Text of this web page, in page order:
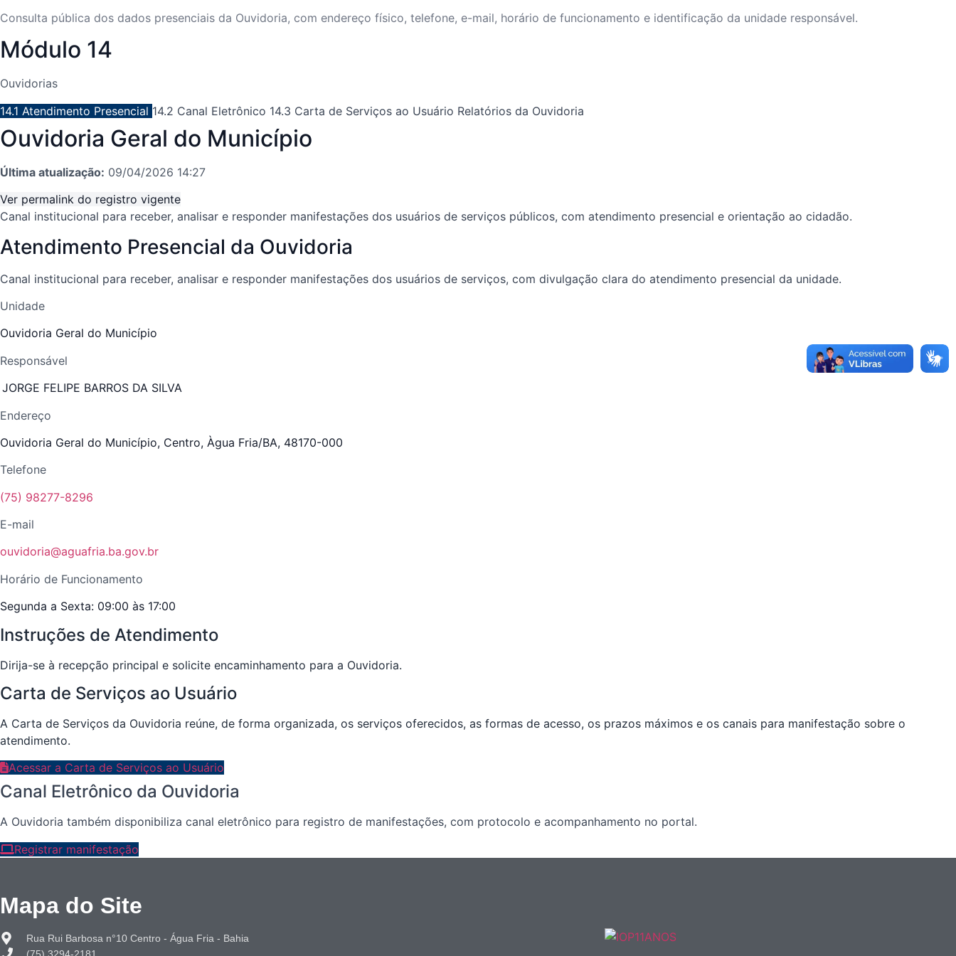
Consulta pública dos dados presenciais da Ouvidoria, com endereço físico, telefone, e-mail, horário de funcionamento e identificação da unidade responsável.
Módulo 14
Ouvidorias
14.1 Atendimento Presencial 14.2 Canal Eletrônico 14.3 Carta de Serviços ao Usuário Relatórios da Ouvidoria
Ouvidoria Geral do Município
Última atualização: 09/04/2026 14:27
Ver permalink do registro vigente
Canal institucional para receber, analisar e responder manifestações dos usuários de serviços públicos, com atendimento presencial e orientação ao cidadão.
Atendimento Presencial da Ouvidoria
Canal institucional para receber, analisar e responder manifestações dos usuários de serviços, com divulgação clara do atendimento presencial da unidade.
Unidade
Ouvidoria Geral do Município
Responsável
JORGE FELIPE BARROS DA SILVA
Endereço
Ouvidoria Geral do Município, Centro, Àgua Fria/BA, 48170-000
Telefone
(75) 98277-8296
E-mail
ouvidoria@aguafria.ba.gov.br
Horário de Funcionamento
Segunda a Sexta: 09:00 às 17:00
Instruções de Atendimento
Dirija-se à recepção principal e solicite encaminhamento para a Ouvidoria.
Carta de Serviços ao Usuário
A Carta de Serviços da Ouvidoria reúne, de forma organizada, os serviços oferecidos, as formas de acesso, os prazos máximos e os canais para manifestação sobre o
atendimento.
Acessar a Carta de Serviços ao Usuário
Canal Eletrônico da Ouvidoria
A Ouvidoria também disponibiliza canal eletrônico para registro de manifestações, com protocolo e acompanhamento no portal.
Registrar manifestação
Mapa do Site
Rua Rui Barbosa n°10 Centro - Água Fria - Bahia